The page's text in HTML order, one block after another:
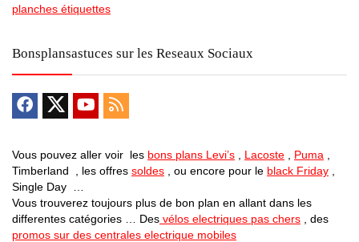
planches étiquettes
Bonsplansastuces sur les Reseaux Sociaux
Vous pouvez aller voir les bons plans Levi’s Lacoste Puma
Timberland , les offres soldes , ou encore pour le black Friday
Single Day …
Vous trouverez toujours plus de bon plan en allant dans les
differentes catégories … Des vélos electriques pas chers , des
promos sur des centrales electrique mobiles